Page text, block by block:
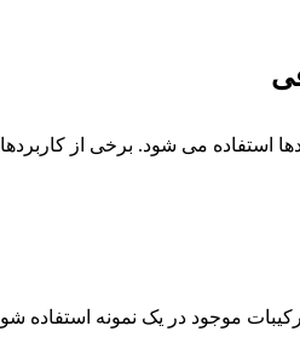
موجود در یک نمونه استفاده